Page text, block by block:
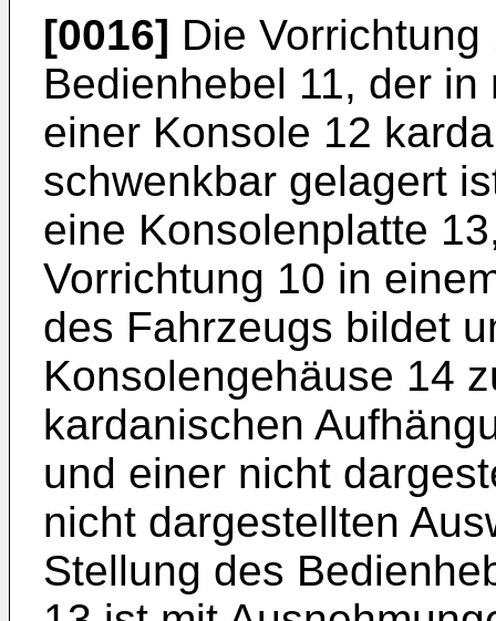
[0016] Die
Bedienhebel 11, der
einer Konsole 12
schwenkbar gelagert
eine Konsolenplatte
Vorrichtung 10 in
des Fahrzeugs bildet
Konsolengehäuse 14
kardanischen
und einer nicht
nicht dargestellten
Stellung des